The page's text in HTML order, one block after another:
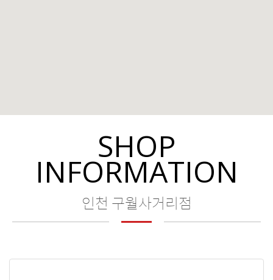
SHOP
INFORMATION
인천 구월사거리점